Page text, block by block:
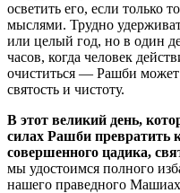
осветить его, если только
мыслями. Трудно
или целый год, но в один
часов, когда человек
очиститься — Рашби может
святость и чистоту.
В этот великий день,
силах Рашби превратить
совершенного цадика,
мы удостоимся полного
нашего праведного